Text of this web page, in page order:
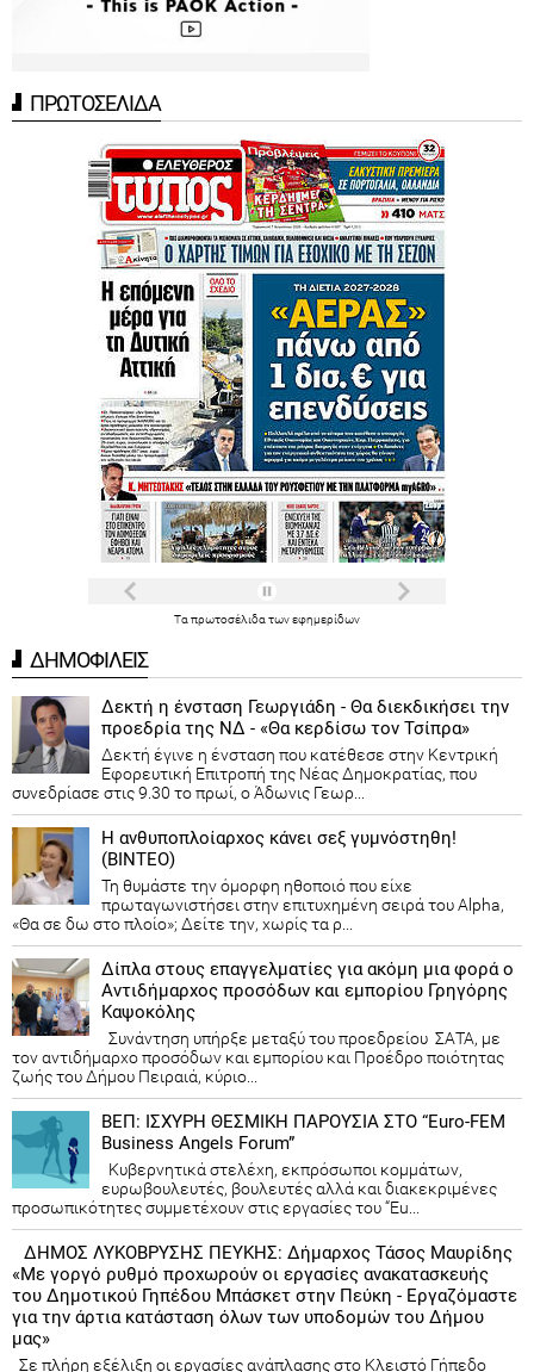
ΠΡΩΤΟΣΕΛΙΔΑ
Τα πρωτοσέλιδα τωνεφημερίδων
ΔΗΜΟΦΙΛΕΙΣ
Δεκτή η ένσταση Γεωργιάδη - Θα διεκδικήσει την
προεδρία της ΝΔ - «Θα κερδίσω τον Τσίπρα»
Δεκτή έγινε η ένσταση που κατέθεσε στην Κεντρική
Εφορευτική Επιτροπή της Νέας Δημοκρατίας, που
συνεδρίασε στις 9.30 το πρωί, ο Άδωνις Γεωρ...
Η ανθυποπλοίαρχος κάνει σεξ γυμνόστηθη!
(ΒΙΝΤΕΟ)
Τη θυμάστε την όμορφη ηθοποιό που είχε
πρωταγωνιστήσει στην επιτυχημένη σειρά του Alpha,
«Θα σε δω στο πλοίο»; Δείτε την, χωρίς τα ρ...
Δίπλα στους επαγγελματίες για ακόμη μια φορά ο
Αντιδήμαρχος προσόδων και εμπορίου Γρηγόρης
Καψοκόλης
Συνάντηση υπήρξε μεταξύ του προεδρείου ΣΑΤΑ, με
τον αντιδήμαρχο προσόδων και εμπορίου και Προέδρο ποιότητας
ζωής του Δήμου Πειραιά, κύριο...
ΒΕΠ: ΙΣΧΥΡΗ ΘΕΣΜΙΚΗ ΠΑΡΟΥΣΙΑ ΣΤΟ “Euro-FEM
Business Angels Forum”
Κυβερνητικά στελέχη, εκπρόσωποι κομμάτων,
ευρωβουλευτές, βουλευτές αλλά και διακεκριμένες
προσωπικότητες συμμετέχουν στις εργασίες του “Eu...
ΔΗΜΟΣ ΛΥΚΟΒΡΥΣΗΣ ΠΕΥΚΗΣ: Δήμαρχος Τάσος Μαυρίδης
«Με γοργό ρυθμό προχωρούν οι εργασίες ανακατασκευής
του Δημοτικού Γηπέδου Μπάσκετ στην Πεύκη - Εργαζόμαστε
για την άρτια κατάσταση όλων των υποδομών του Δήμου
μας»
Σε πλήρη εξέλιξη οι εργασίες ανάπλασης στο Κλειστό Γήπεδο